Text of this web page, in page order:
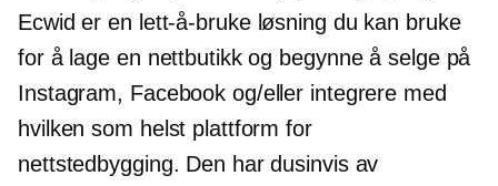
Ecwid er en lett-å-brukeløsning du kan bruke
for å lage en nettbutikk og begynne å selge på
Instagram, Facebook og/eller integrere med
hvilken som helst plattform for
nettstedbygging. Den har dusinvis av